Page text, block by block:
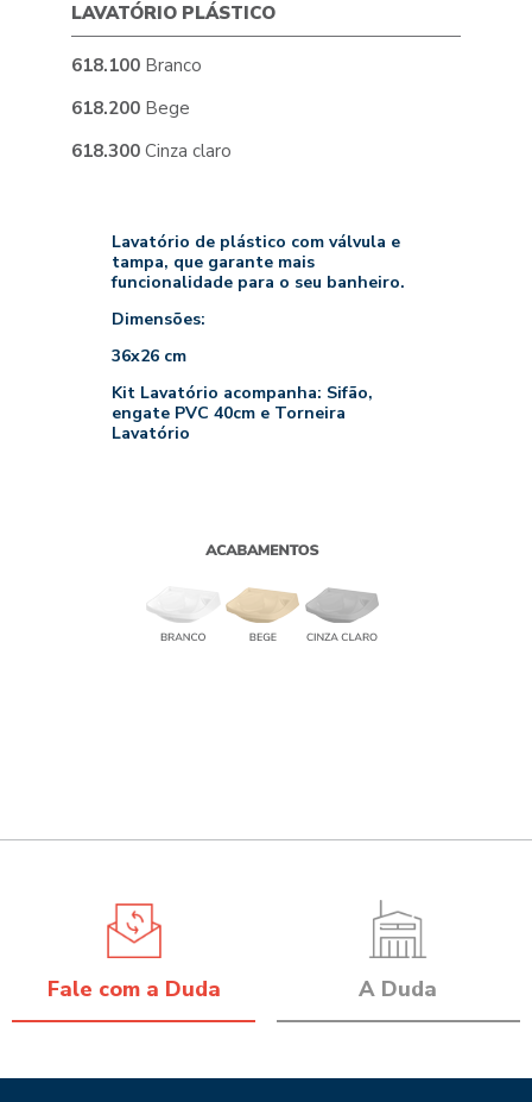
LAVATÓRIO PLÁSTICO
618.100 Branco
618.200 Bege
618.300 Cinza claro
Lavatório de plástico com válvula e
tampa, que garante mais
funcionalidade para o seu banheiro.
Dimensões:
36x26 cm
Kit Lavatório acompanha: Sifão,
engate PVC 40cm e Torneira
Lavatório
Fale com a Duda A Duda